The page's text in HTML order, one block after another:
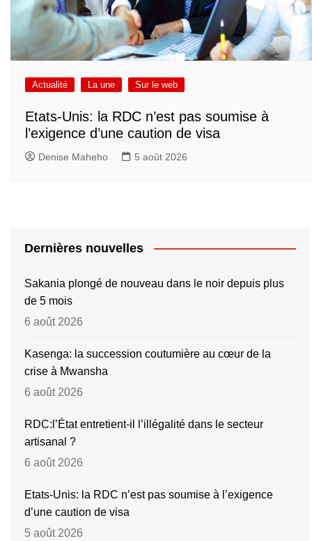
Actualité La une Sur le web
Etats-Unis: la RDC n’est pas soumise à
l’exigence d’une caution de visa
Denise Maheho 5 août 2026
Dernières nouvelles
Sakania plongé de nouveau dans le noir depuis plus
de 5 mois
6 août 2026
Kasenga: la succession coutumière au cœur de la
crise à Mwansha
6 août 2026
RDC:l’État entretient-il l’illégalité dans le secteur
artisanal ?
6 août 2026
Etats-Unis: la RDC n’est pas soumise à l’exigence
d’une caution de visa
5 août 2026